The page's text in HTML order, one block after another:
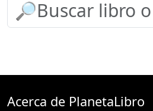
Acerca de PlanetaLibro